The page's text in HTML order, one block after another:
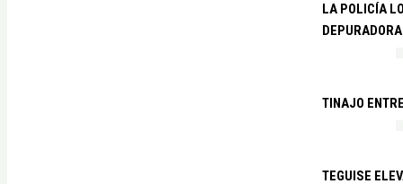
LA POLICÍA
TINAJO
TEGUISE